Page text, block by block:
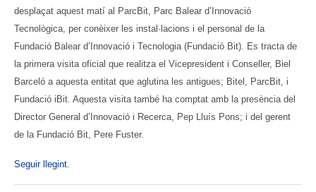
desplaçat aquest matí al ParcBit, Parc Balear d’Innovació
Tecnològica, per conèixer les instal·lacions i el personal de la
Fundació Balear d’Innovació i Tecnologia (Fundació Bit). Es tracta de
la primera visita oficial que realitza el Vicepresident i Conseller, Biel
Barceló a aquesta entitat que aglutina les antigues; Bitel, ParcBit, i
Fundació iBit. Aquesta visita també ha comptat amb la presència del
Director General d’Innovació i Recerca, Pep Lluís Pons; i del gerent
de la Fundació Bit, Pere Fuster.
Seguir llegint.